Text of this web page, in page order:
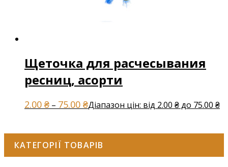
Щеточка для расчесывания
ресниц, асорти
2.00 ₴ – 75.00 ₴Діапазон цін: від 2.00 ₴ до 75.00 ₴
КАТЕГОРІЇ ТОВАРІВ